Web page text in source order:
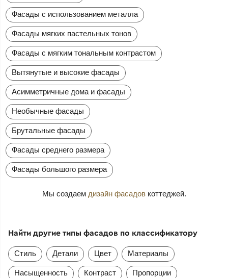
Фасады с использованием металла
Фасады мягких пастельных тонов
Фасады с мягким тональным контрастом
Вытянутые и высокие фасады
Асимметричные дома и фасады
Необычные фасады
Брутальные фасады
Фасады среднего размера
Фасады большого размера
Мы создаем дизайн фасадовкоттеджей.
Найти другие типы фасадов по классификатору
Стиль Детали Цвет Материалы
Насыщенность Контраст Пропорции